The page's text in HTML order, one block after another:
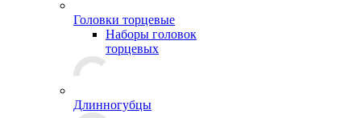
Головки торцевые
Наборы головок
торцевых
Длинногубцы